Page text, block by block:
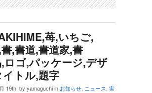
苺,いちご,
,書道,書道家,書
ロゴ,パッケージ,デザ
トル,題字
19th, by yamaguchi in お知らせ, ニュース, 実